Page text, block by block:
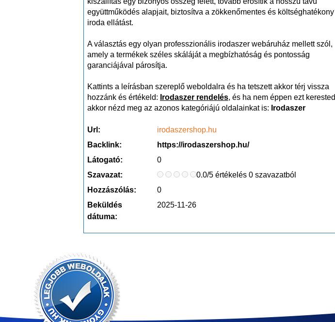
együttműködés alapjait, biztosítva a zökkenőmentes és költséghatékony
iroda ellátást.
A választás egy olyan professzionális irodaszer webáruház mellett szól,
amely a termékek széles skáláját a megbízhatóság és pontosság
garanciájával párosítja.
Kattints a leírásban szereplő weboldalra és ha tetszett akkor térj vissza
hozzánk és értékeld: Irodaszer rendelés, és ha nem éppen ezt kerested
akkor nézd meg az azonos kategóriájú oldalainkat is: Irodaszer
Url:
irodaszershop.hu
Backlink:
https://irodaszershop.hu/
Látogató:
0
Szavazat:
0.0/5 értékelés 0 szavazatból
Hozzászólás:
0
Beküldés
dátuma:
2025-11-26